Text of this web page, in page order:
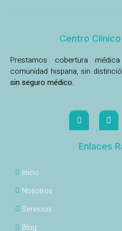
Centro
Prestamos cobertura
comunidad hispana, sin
sin seguro médico.
Enlaces
Inicio
Nosotros
Servicios
Blog